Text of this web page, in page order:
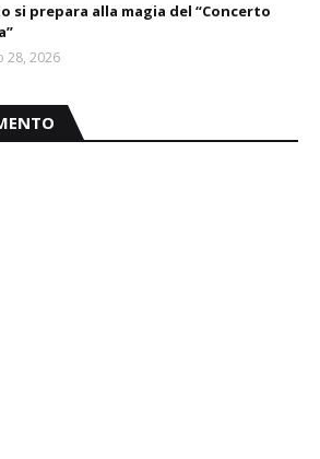
si prepara alla magia del “Concerto
28, 2026